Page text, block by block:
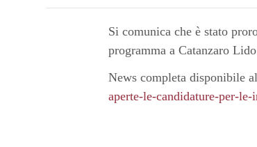
Si comunica che è stato
programma a Catanzaro
News completa disponibile
aperte-le-candidature-per-